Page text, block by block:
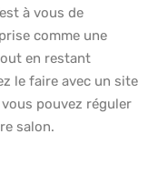
à vous de
comme une
en restant
le faire avec un site
pouvez réguler
salon.